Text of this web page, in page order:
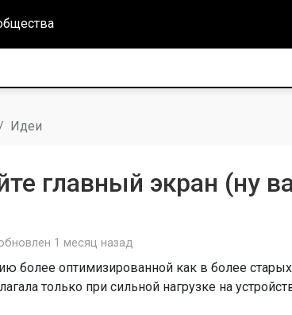
Идеи
главный экран (ну
1 месяц назад
более оптимизированной как в более
только при сильной нагрузке на